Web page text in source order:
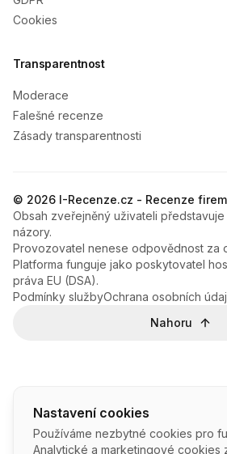
Nastavení cookies
Používáme nezbytné cookies pro
Analytické a marketingové cookies
Cookies
Transparentnost
Moderace
Falešné recenze
Zásady transparentnosti
© 2026 I-Recenze.cz - Recenze
Obsah zveřejněný uživateli
názory.
Provozovatel nenese odpovědnost za
Platforma funguje jako poskytovatel
práva EU (DSA).
Podmínky službyOchrana osobních
Nahoru